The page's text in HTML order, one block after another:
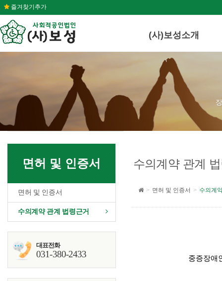
즐겨찾기추가
(사)보성소개
면허 및 인증서
면허 및 인증서
수의계약 관계 법령근거
대표전화
031-380-2433
수의계약 관계
면허 및 인증서 수의계
중증장애